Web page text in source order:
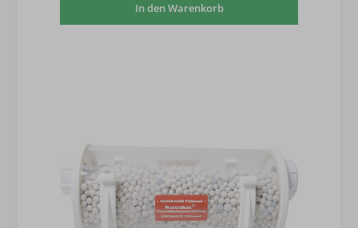
In den Warenkorb